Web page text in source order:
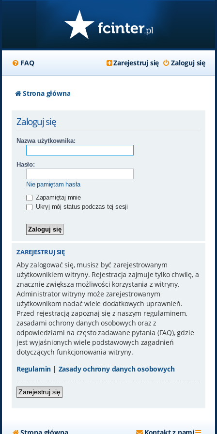
FAQ Zaloguj się
Zarejestruj się
Strona główna
Zaloguj się
Nazwa użytkownika:
Hasło:
Nie pamiętam hasła
Zapamiętaj mnie
Ukryj mój status podczas tej sesji
ZAREJESTRUJ SIĘ
Aby zalogować się, musisz być zarejestrowanym
użytkownikiem witryny. Rejestracja zajmuje tylko chwilę, a
znacznie zwiększa możliwości korzystania z witryny.
Administrator witryny może zarejestrowanym
użytkownikom nadać wiele dodatkowych uprawnień.
Przed rejestracją zapoznaj się z naszym regulaminem,
zasadami ochrony danych osobowych oraz z
odpowiedziami na często zadawane pytania (FAQ), gdzie
jest wyjaśnionych wiele podstawowych zagadnień
dotyczących funkcjonowania witryny.
Regulamin | Zasady ochrony danych osobowych
Zarejestruj się
Strona główna Kontakt z nami